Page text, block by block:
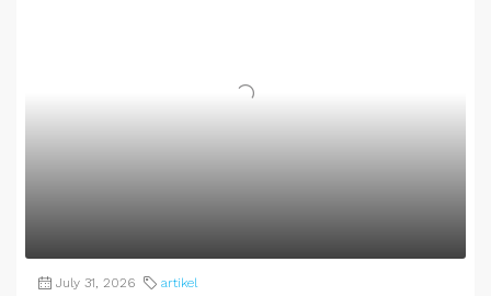
July 31, 2026 artikel